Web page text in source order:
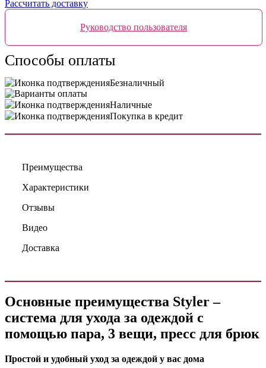
Рассчитать доставку
Руководство пользователя
Способы оплаты
Безналичный
Наличные
Покупка в кредит
Преимущества
Характеристики
Отзывы
Видео
Доставка
Основные преимущества Styler –
система для ухода за одеждой с
помощью пара, 3 вещи, пресс для брюк
Простой и удобный уход за одеждой у вас дома